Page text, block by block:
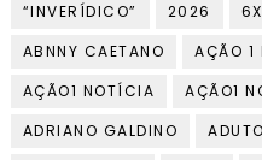
“INVERÍDICO” 2026
ABNNY CAETANO
AÇÃO 1
AÇÃO1 NOTÍCIA
AÇÃO1
ADRIANO GALDINO